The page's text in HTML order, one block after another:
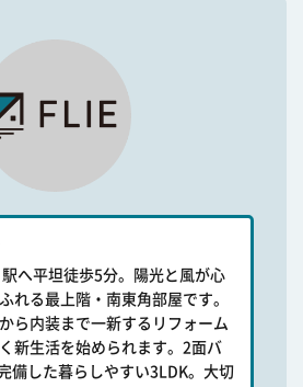
へ平坦徒歩5分。陽光と風が心
れる最上階・南東角部屋です。
ら内装まで一新するリフォーム
新生活を始められます。2面バ
備した暮らしやすい3LDK。大切